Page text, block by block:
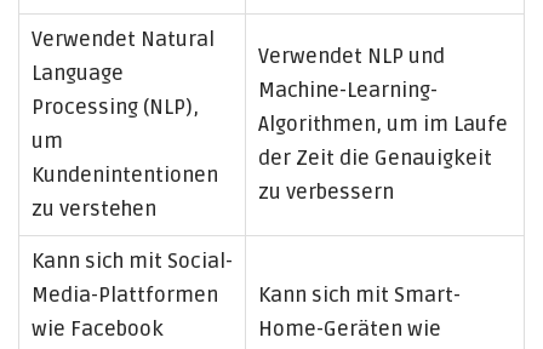
Verwendet Natural
Language
Processing (NLP),
um
Kundenintentionen
zu verstehen
Verwendet NLP und
Machine-Learning-
Algorithmen, um im Laufe
der Zeit die Genauigkeit
zu verbessern
Kann sich mit Social-
Media-Plattformen
wie Facebook
Kann sich mit Smart-
Home-Geräten wie